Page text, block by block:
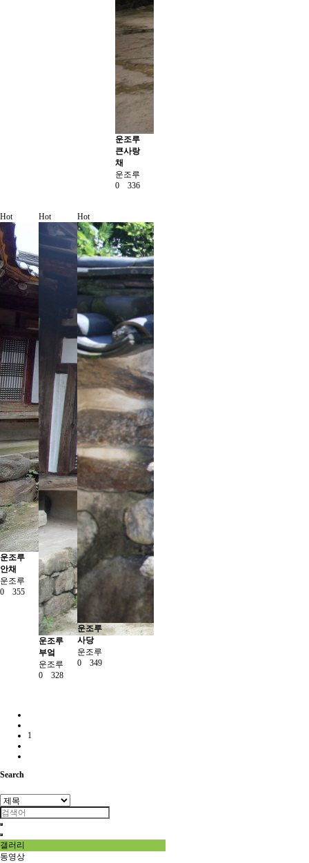
운조루
큰사랑
채
운조루
0336
Hot
운조루
안채
운조루
0 355
Hot
운조루
부엌
운조루
0 328
Hot
운조루
사당
운조루
0 349
1
Search
갤러리
동영상